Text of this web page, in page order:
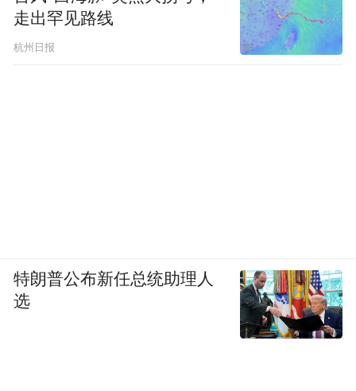
走出罕见路线
杭州日报
特朗普公布新任总统助理人
选